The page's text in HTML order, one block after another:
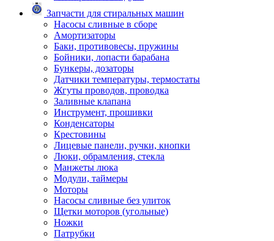
Запчасти для стиральных машин
Насосы сливные в сборе
Амортизаторы
Баки, противовесы, пружины
Бойники, лопасти барабана
Бункеры, дозаторы
Датчики температуры, термостаты
Жгуты проводов, проводка
Заливные клапана
Инструмент, прошивки
Конденсаторы
Крестовины
Лицевые панели, ручки, кнопки
Люки, обрамления, стекла
Манжеты люка
Модули, таймеры
Моторы
Насосы сливные без улиток
Щетки моторов (угольные)
Ножки
Патрубки